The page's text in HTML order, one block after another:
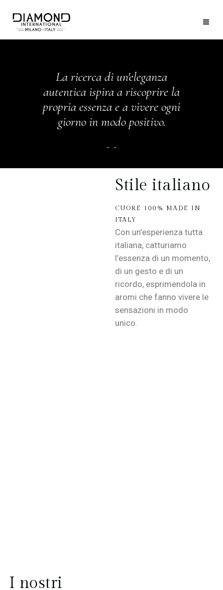
La ricerca di un'eleganza
autentica ispira a riscoprire la
propria essenza e a vivere ogni
giorno in modo positivo.
Stile italiano
CUORE 100% MADE IN
ITALY
Con un’esperienza tutta
italiana, catturiamo
l’essenza di un momento,
di un gesto e di un
ricordo, esprimendola in
aromi che fanno vivere le
sensazioni in modo
unico.
I nostri